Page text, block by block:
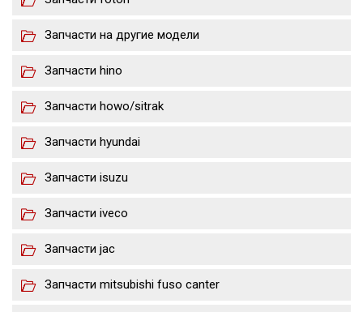
Запчасти на другие модели
Запчасти hino
Запчасти howo/sitrak
Запчасти hyundai
Запчасти isuzu
Запчасти iveco
Запчасти jac
Запчасти mitsubishi fuso canter